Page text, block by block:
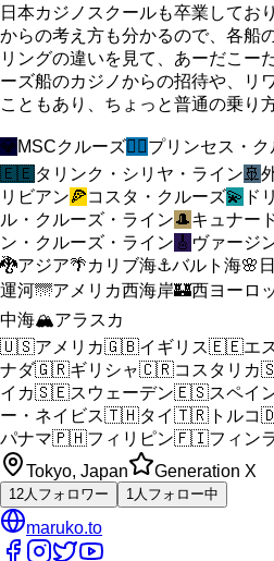
日本カジノスクールも卒業してお
からの考え方も分かるので、各船
リングの違いを見て、あーだこー
ーズ船のカジノからの招待や、リ
こともあり、ちょっと普通の乗り
💎MSCクルーズ🧜‍♀️プリンセス・ク
🇪🇪タリンク・シリヤ・ライン 🚢
リビアン🍕コスタ・クルーズ💫 ド
ル・クルーズ・ライン🎩キュナー
ン・クルーズ・ライン 🎸 ヴァージ
🐉アジア🌴カリブ海⚓バルト海🌸
運河🌁アメリカ西海岸🏰西ヨーロ
中海🏔️アラスカ
🇺🇸アメリカ🇬🇧イギリス🇪🇪エ
ナダ🇬🇷ギリシャ🇨🇷コスタリカ
イカ🇸🇪スウェーデン🇪🇸スペイ
ー・ネイビス🇹🇭タイ🇹🇷 トルコ
パナマ🇵🇭フィリピン🇫🇮フィン
Tokyo, Japan
Generation X
12 人 フォロワー 1 人 フォロー中
maruko.to